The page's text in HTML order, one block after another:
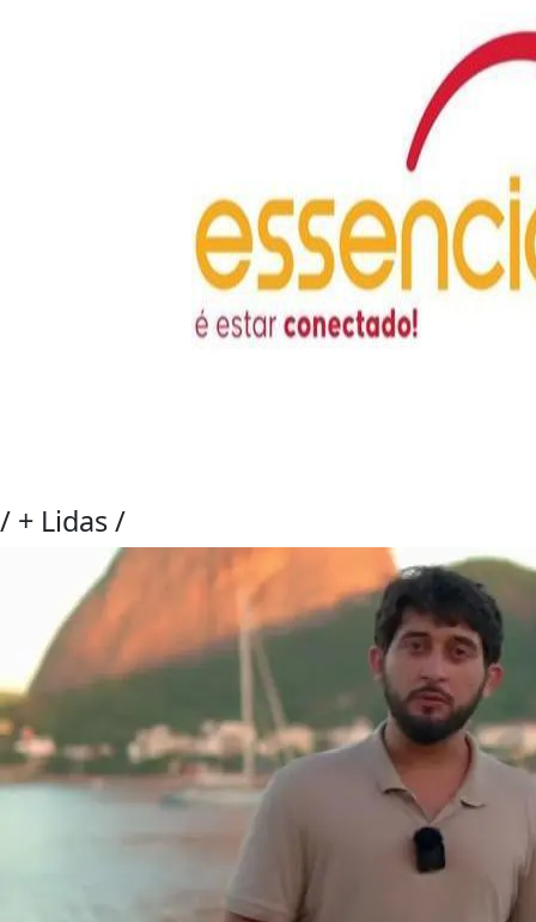
/ + Lidas/